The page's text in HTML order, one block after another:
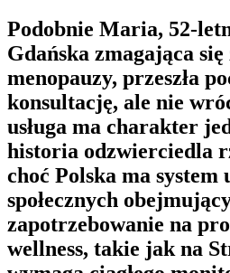
Podobnie Maria, 52-
Gdańska zmagająca
menopauzy, przeszła
konsultację, ale nie
usługa ma charakter
historia odzwierciedla
choć Polska ma system
społecznych
zapotrzebowanie na
wellness, takie jak na